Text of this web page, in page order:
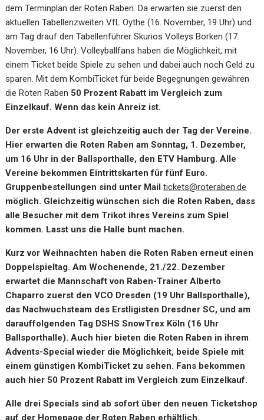
dem Terminplan der Roten Raben. Da erwarten sie zuerst den
aktuellen Tabellenzweiten VfL Oythe (16. November, 19 Uhr) und
am Tag drauf den Tabellenführer Skurios Volleys Borken (17.
November, 16 Uhr). Volleyballfans haben die Möglichkeit, mit
einem Ticket beide Spiele zu sehen und dabei auch noch Geld zu
sparen. Mit dem KombiTicket für beide Begegnungen gewähren
die Roten Raben 50 Prozent Rabatt im Vergleich zum
Einzelkauf. Wenn das kein Anreiz ist.
Der erste Advent ist gleichzeitig auch der Tag der Vereine.
Hier erwarten die Roten Raben am Sonntag, 1. Dezember,
um 16 Uhr in der Ballsporthalle, den ETV Hamburg. Alle
Vereine bekommen Eintrittskarten für fünf Euro.
Gruppenbestellungen sind unter Mailtickets@roteraben.de
möglich. Gleichzeitig wünschen sich die Roten Raben, dass
alle Besucher mit dem Trikot ihres Vereins zum Spiel
kommen. Lasst uns die Halle bunt machen.
Kurz vor Weihnachten haben die Roten Raben erneut einen
Doppelspieltag. Am Wochenende, 21./22. Dezember
erwartet die Mannschaft von Raben-Trainer Alberto
Chaparro zuerst den VCO Dresden (19 Uhr Ballsporthalle),
das Nachwuchsteam des Erstligisten Dresdner SC, und am
darauffolgenden Tag DSHS SnowTrex Köln (16 Uhr
Ballsporthalle). Auch hier bieten die Roten Raben in ihrem
Advents-Special wieder die Möglichkeit, beide Spiele mit
einem günstigen KombiTicket zu sehen. Fans bekommen
auch hier 50 Prozent Rabatt im Vergleich zum Einzelkauf.
Alle drei Specials sind ab sofort über den neuen Ticketshop
auf der Homepage der Roten Raben erhältlich.